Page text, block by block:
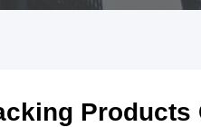
Products